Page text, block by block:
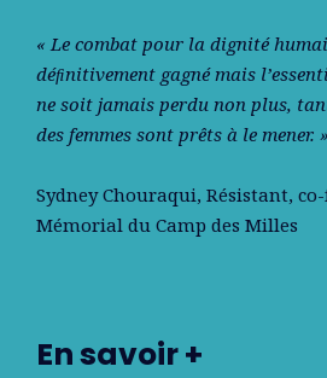
« Le combat pour la dignité
déﬁnitivement gagné mais
ne soit jamais perdu non plus,
des femmes sont prêts à le mener. »
Sydney Chouraqui, Résistant,
Mémorial du Camp des Milles
En savoir +